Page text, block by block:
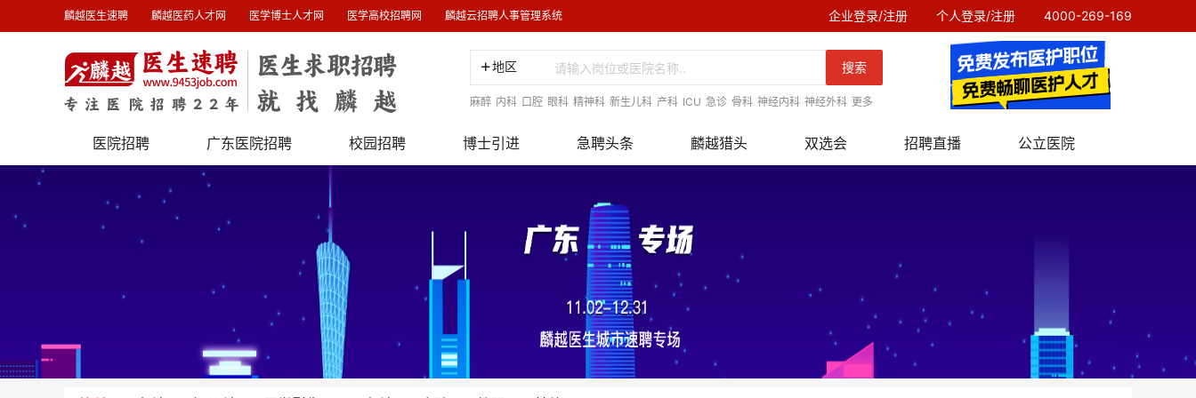
麟越医生速聘 麟越医药人才网 医学博士人才网 医学高校招聘网 麟越云招聘人事管理系统 企业登录/注册 个人登录/注册 4000-269-169
地区 搜索
麻醉 内科 口腔 眼科 精神科 新生儿科 产科 ICU 急诊 骨科 神经内科 神经外科 更多
医院招聘 广东医院招聘 校园招聘 博士引进 急聘头条 麟越猎头 双选会 招聘直播 公立医院